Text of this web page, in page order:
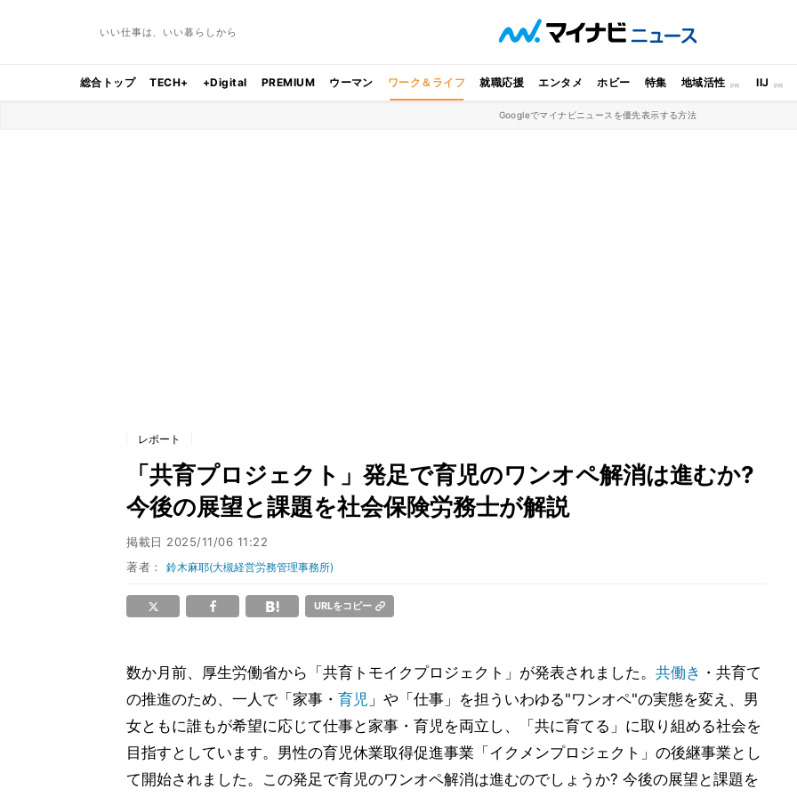
いい仕事は、いい暮らしから
総合トップ TECH+ +Digital PREMIUM ウーマン ワーク＆ライフ 就職応援 エンタメ ホビー 特集 地域活性 IIJ
Googleでマイナビニュースを優先表示する方法
レポート
「共育プロジェクト」発足で育児のワンオペ解消は進むか?
今後の展望と課題を社会保険労務士が解説
掲載日 2025/11/06 11:22
著者：鈴木麻耶(大槻経営労務管理事務所)
URLをコピー
数か月前、厚生労働省から「共育トモイクプロジェクト」が発表されました。 共働き ・共育て
の推進のため、一人で「家事・ 育児 」や「仕事」を担ういわゆる"ワンオペ"の実態を変え、男
女ともに誰もが希望に応じて仕事と家事・育児を両立し、「共に育てる」に取り組める社会を
目指すとしています。男性の育児休業取得促進事業「イクメンプロジェクト」の後継事業とし
て開始されました。この発足で育児のワンオペ解消は進むのでしょうか? 今後の展望と課題を